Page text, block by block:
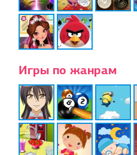
Игры по жанрам